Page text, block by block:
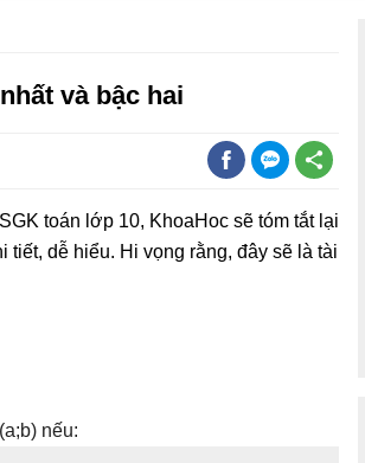
và bậc hai
toán lớp 10, KhoaHoc sẽ tóm tắt lại
dễ hiểu. Hi vọng rằng, đây sẽ là tài
nếu: